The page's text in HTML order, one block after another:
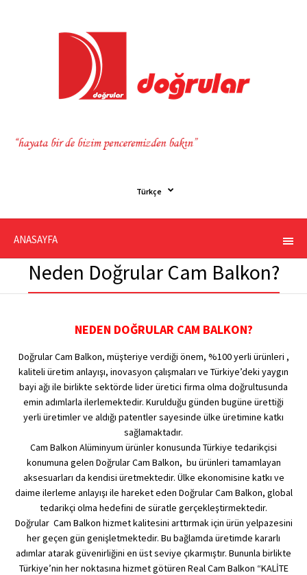
Türkçe
ANASAYFA
Neden Doğrular Cam Balkon?
NEDEN DOĞRULAR CAM BALKON?
Doğrular Cam Balkon, müşteriye verdiği önem, %100 yerli ürünleri ,
kaliteli üretim anlayışı, inovasyon çalışmaları ve Türkiye’deki yaygın
bayi ağı ile birlikte sektörde lider üretici firma olma doğrultusunda
emin adımlarla ilerlemektedir. Kurulduğu günden bugüne ürettiği
yerli üretimler ve aldığı patentler sayesinde ülke üretimine katkı
sağlamaktadır.
Cam Balkon Alüminyum ürünler konusunda Türkiye tedarikçisi
konumuna gelen Doğrular Cam Balkon, bu ürünleri tamamlayan
aksesuarları da kendisi üretmektedir. Ülke ekonomisine katkı ve
daime ilerleme anlayışı ile hareket eden Doğrular Cam Balkon, global
tedarikçi olma hedefini de süratle gerçekleştirmektedir.
Doğrular Cam Balkon hizmet kalitesini arttırmak için ürün yelpazesini
her geçen gün genişletmektedir. Bu bağlamda üretimde kararlı
adımlar atarak güvenirliğini en üst seviye çıkarmıştır. Bununla birlikte
Türkiye’nin her noktasına hizmet götüren Real Cam Balkon “KALİTE